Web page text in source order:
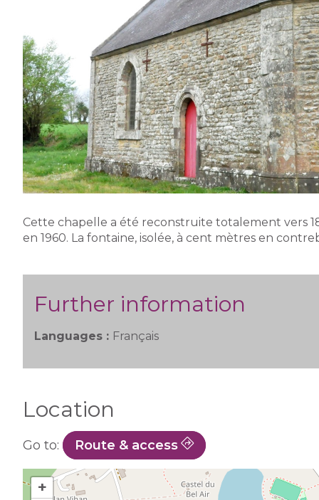
Cette chapelle a été reconstruite totalement vers
en 1960. La fontaine, isolée, à cent mètres en
Further information
Languages : Français
Location
Go to: Route & access
+